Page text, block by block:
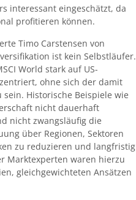
interessant eingeschätzt, da
profitieren können.
Timo Carstensen von
ist kein Selbstläufer.
World stark auf US-
ohne sich der damit
Historische Beispiele wie
nicht dauerhaft
nicht zwangsläufig die
über Regionen, Sektoren
zu reduzieren und langfristig
Marktexperten waren hierzu
gleichgewichteten Ansätzen